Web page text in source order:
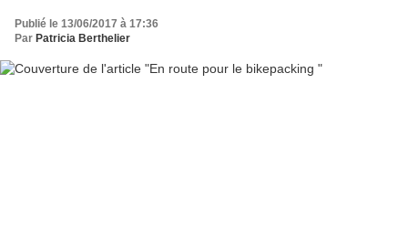
Publié le 13/06/2017 à 17:36
Par Patricia Berthelier